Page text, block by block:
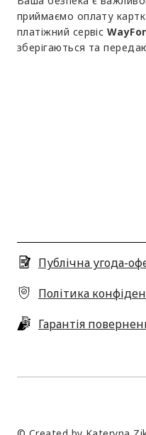
приймаємо оплату
платіжний сервіс
зберігаються та
Публічна угода-
Політика
Гарантія